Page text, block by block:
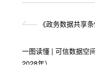
《政务数据共享
一图读懂 | 可信数据空
2028年）